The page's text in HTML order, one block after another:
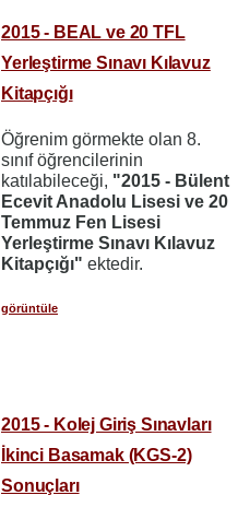
2015 - BEAL ve 20 TFL
Yerleştirme Sınavı Kılavuz
Kitapçığı
Öğrenim görmekte olan 8.
sınıf öğrencilerinin
katılabileceği, "2015 - Bülent
Ecevit Anadolu Lisesi ve 20
Temmuz Fen Lisesi
Yerleştirme Sınavı Kılavuz
Kitapçığı" ektedir.
görüntüle
2015 - Kolej Giriş Sınavları
İkinci Basamak (KGS-2)
Sonuçları